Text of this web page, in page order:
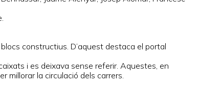
constructius. D’aquest destaca el portal
i es deixava sense referir. Aquestes, en
millorar la circulació dels carrers.